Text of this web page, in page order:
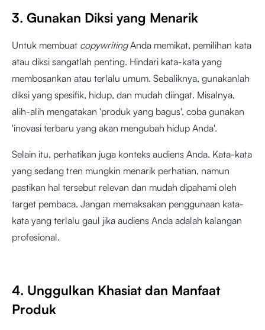
3. Gunakan Diksi yang Menarik
Untuk membuat copywritingAnda memikat, pemilihan kata
atau diksi sangatlah penting. Hindari kata-kata yang
membosankan atau terlalu umum. Sebaliknya, gunakanlah
diksi yang spesifik, hidup, dan mudah diingat. Misalnya,
alih-alih mengatakan 'produk yang bagus', coba gunakan
'inovasi terbaru yang akan mengubah hidup Anda'.
Selain itu, perhatikan juga konteks audiens Anda. Kata-kata
yang sedang tren mungkin menarik perhatian, namun
pastikan hal tersebut relevan dan mudah dipahami oleh
target pembaca. Jangan memaksakan penggunaan kata-
kata yang terlalu gaul jika audiens Anda adalah kalangan
profesional.
4. Unggulkan Khasiat dan Manfaat
Produk